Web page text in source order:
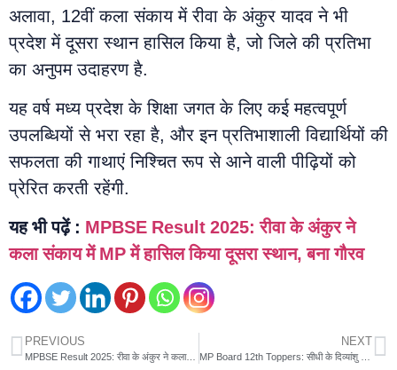
अलावा, 12वीं कला संकाय में रीवा के अंकुर यादव ने भी
प्रदेश में दूसरा स्थान हासिल किया है, जो जिले की प्रतिभा
का अनुपम उदाहरण है.
यह वर्ष मध्य प्रदेश के शिक्षा जगत के लिए कई महत्वपूर्ण
उपलब्धियों से भरा रहा है, और इन प्रतिभाशाली विद्यार्थियों की
सफलता की गाथाएं निश्चित रूप से आने वाली पीढ़ियों को
प्रेरित करती रहेंगी.
यह भी पढ़ें : MPBSE Result 2025: रीवा के अंकुर ने
कला संकाय में MP में हासिल किया दूसरा स्थान, बना गौरव
PREVIOUS
MPBSE Result 2025: रीवा के अंकुर ने कला संकाय में MP में हासिल किया दूसरा स्थान, बना गौरव
NEXT